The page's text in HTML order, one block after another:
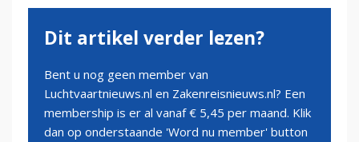
Dit artikel verder lezen?
Bent u nog geen member van
Luchtvaartnieuws.nl en Zakenreisnieuws.nl? Een
membership is er al vanaf € 5,45 per maand. Klik
dan op onderstaande 'Word nu member' button